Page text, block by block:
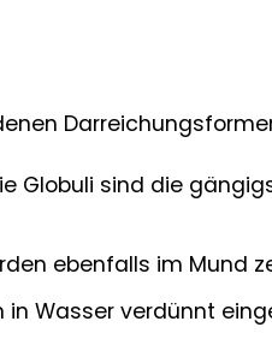
Globuli sind die
ebenfalls im Mund
in Wasser verdünnt